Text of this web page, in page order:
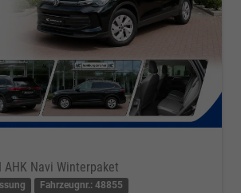
Navi Winterpaket
Fahrzeugnr.: 48855